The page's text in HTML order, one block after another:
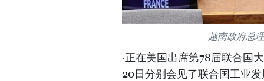
越南政府总
·正在美国出席第78届联合国
20日分别会见了联合国工业